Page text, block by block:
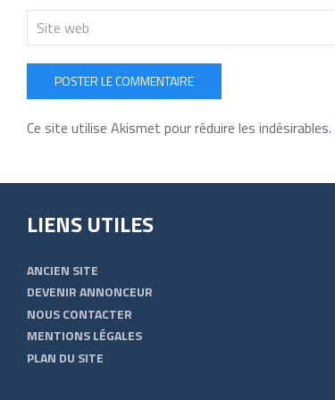
POSTER LE COMMENTAIRE
Ce site utilise Akismet pour réduire les indésirables.
LIENS UTILES
ANCIEN SITE
DEVENIR ANNONCEUR
NOUS CONTACTER
MENTIONS LÉGALES
PLAN DU SITE